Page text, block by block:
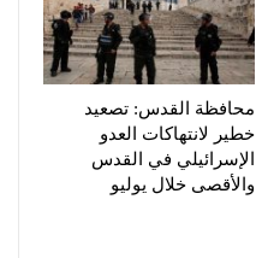
محافظة القدس: تصعيد
خطير لانتهاكات العدو
الإسرائيلي في القدس
والأقصى خلال يوليو